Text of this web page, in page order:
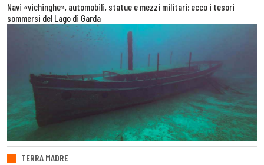
Navi «vichinghe», automobili, statue e mezzi militari: ecco i tesori
sommersi del Lago di Garda
TERRA MADRE